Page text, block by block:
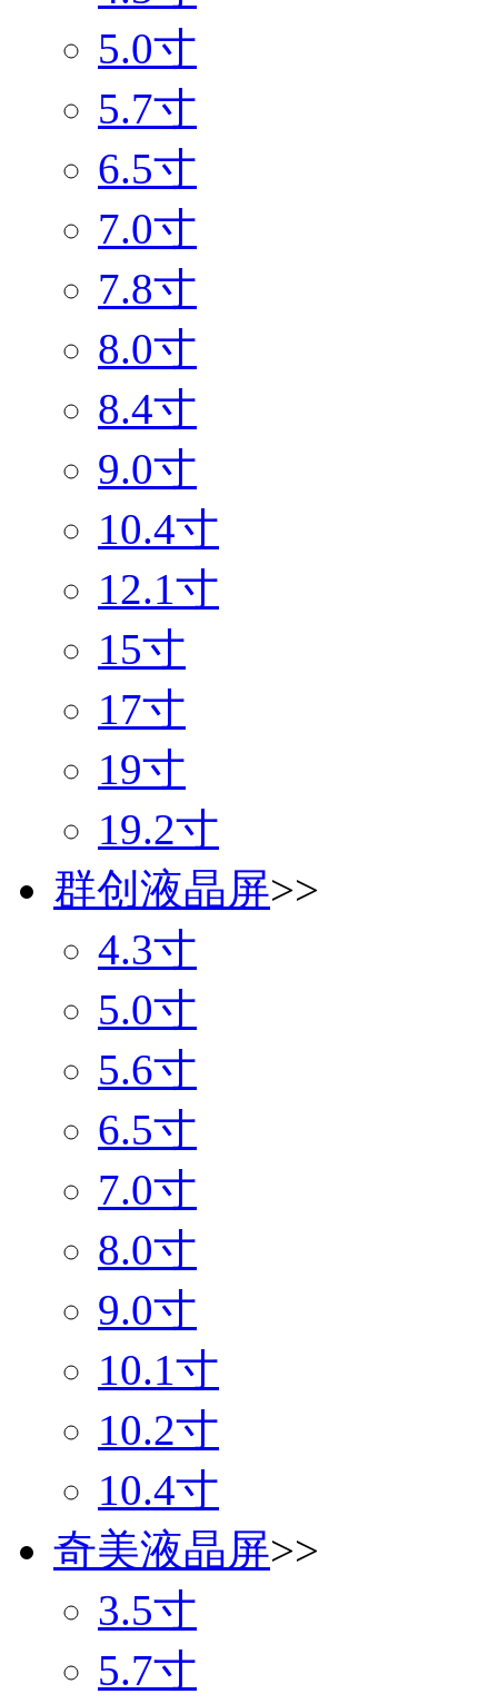
5.0寸
5.7寸
6.5寸
7.0寸
7.8寸
8.0寸
8.4寸
9.0寸
10.4寸
12.1寸
15寸
17寸
19寸
19.2寸
群创液晶屏>>
4.3寸
5.0寸
5.6寸
6.5寸
7.0寸
8.0寸
9.0寸
10.1寸
10.2寸
10.4寸
奇美液晶屏>>
3.5寸
5.7寸